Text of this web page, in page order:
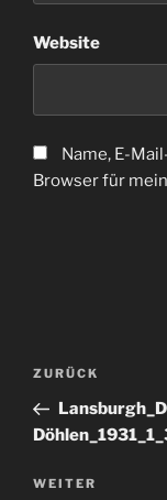
Website
Name, E-
Browser für
Vorheriger
Beitrag
ZURÜCK
Nächster
WEITER